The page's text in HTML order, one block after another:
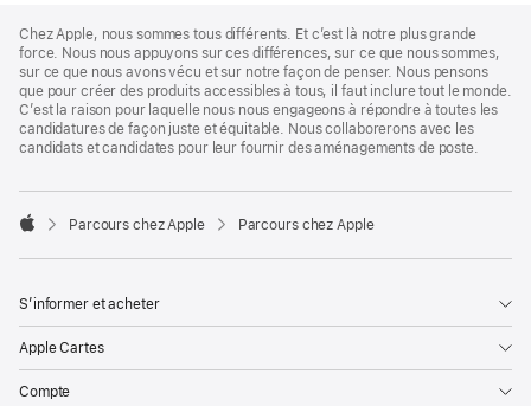
Footer
Chez Apple, nous sommes tous différents. Et c’est là notre plus grande
force. Nous nous appuyons sur ces différences, sur ce que nous sommes,
sur ce que nous avons vécu et sur notre façon de penser. Nous pensons
que pour créer des produits accessibles à tous, il faut inclure tout le monde.
C’est la raison pour laquelle nous nous engageons à répondre à toutes les
candidatures de façon juste et équitable. Nous collaborerons avec les
candidats et candidates pour leur fournir des aménagements de poste.

Parcours chez Apple Parcours chez Apple
S’informer et acheter
Apple Cartes
Compte